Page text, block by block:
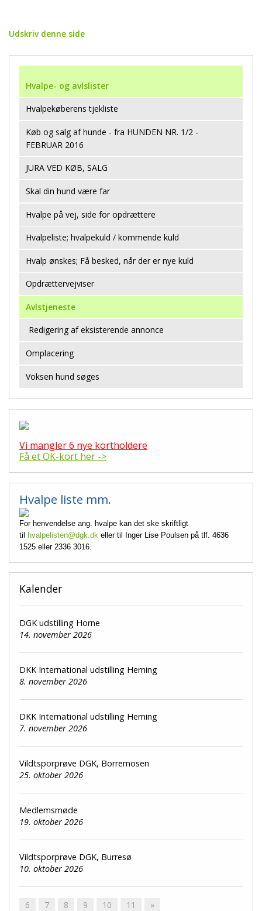
Udskriv denne side
Hvalpe- og avlslister
Hvalpekøberens tjekliste
Køb og salg af hunde - fra HUNDEN NR. 1/2 -
FEBRUAR 2016
JURA VED KØB, SALG
Skal din hund være far
Hvalpe på vej, side for opdrættere
Hvalpeliste; hvalpekuld / kommende kuld
Hvalp ønskes; Få besked, når der er nye kuld
Opdrættervejviser
Avlstjeneste
Redigering af eksisterende annonce
Omplacering
Voksen hund søges
Vi mangler 6 nye kortholdere
Få et OK-kort her ->
Hvalpe liste mm.
For henvendelse ang. hvalpe kan det ske skriftligt
til
hvalpelisten@dgk.dk eller til Inger Lise Poulsen på tlf. 4636
1525 eller 2336 3016.
Kalender
DGK udstilling Horne
14. november 2026
DKK International udstilling Herning
8. november 2026
DKK International udstilling Herning
7. november 2026
Vildtsporprøve DGK, Borremosen
25. oktober 2026
Medlemsmøde
19. oktober 2026
Vildtsporprøve DGK, Burresø
10. oktober 2026
6 7 8 9 10 11 »